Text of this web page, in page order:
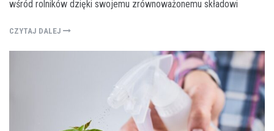
wśród rolników dzięki swojemu zrównoważonemu składowi
CZYTAJ DALEJ